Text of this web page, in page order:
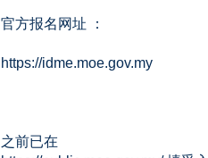
官方报名网址 ：
https://idme.moe.gov.my
之前已在